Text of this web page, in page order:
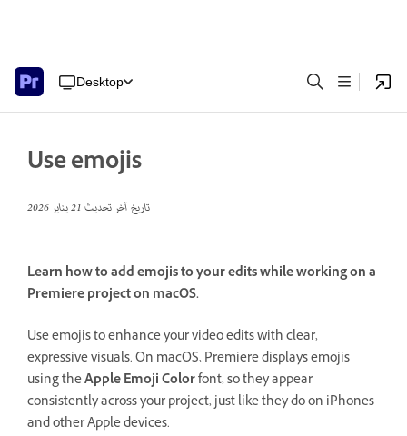
Desktop
Use emojis
تاريخ آخر تحديث21 يناير 2026
Learn how to add emojis to your edits while working on a
Premiere project on macOS.
Use emojis to enhance your video edits with clear,
expressive visuals. On macOS, Premiere displays emojis
using theApple Emoji Colorfont, so they appear
consistently across your project, just like they do on iPhones
and other Apple devices.